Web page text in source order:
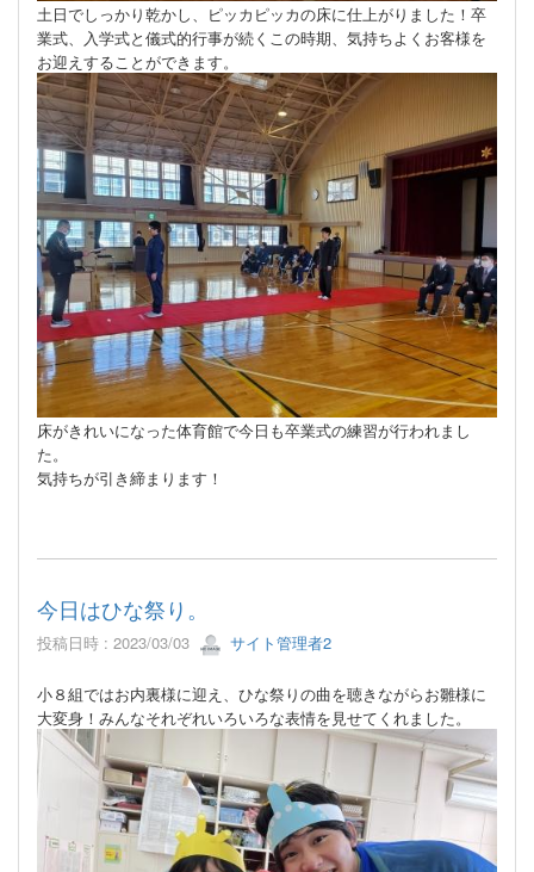
土日でしっかり乾かし、ピッカピッカの床に仕上がりました！卒
業式、入学式と儀式的行事が続くこの時期、気持ちよくお客様を
お迎えすることができます。
床がきれいになった体育館で今日も卒業式の練習が行われまし
た。
気持ちが引き締まります！
今日はひな祭り。
投稿日時 : 2023/03/03 サイト管理者2
小８組ではお内裏様に迎え、ひな祭りの曲を聴きながらお雛様に
大変身！みんなそれぞれいろいろな表情を見せてくれました。